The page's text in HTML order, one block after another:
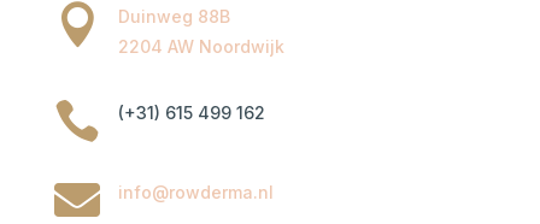

Duinweg 88B
2204 AW Noordwijk
 (+31) 615 499 162
 info@rowderma.nl